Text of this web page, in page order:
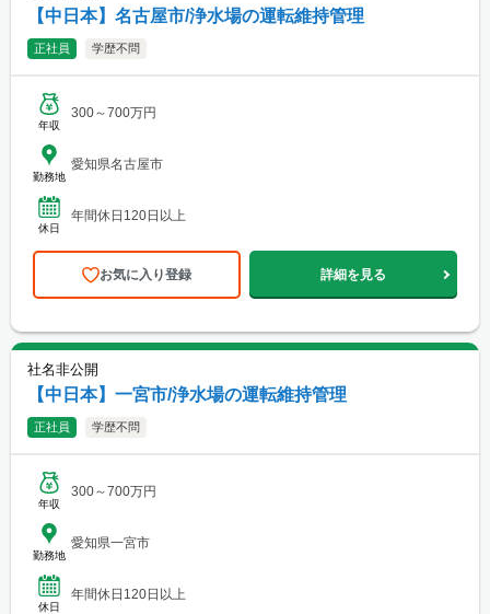
【中日本】名古屋市/浄水場の運転維持管理
正社員 学歴不問
年収
300～700万円
勤務地
愛知県名古屋市
休日
年間休日120日以上
お気に入り登録 詳細を見る
社名非公開
【中日本】一宮市/浄水場の運転維持管理
正社員 学歴不問
年収
300～700万円
勤務地
愛知県一宮市
休日
年間休日120日以上